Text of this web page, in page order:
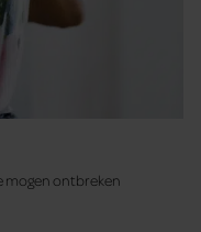
mogen ontbreken